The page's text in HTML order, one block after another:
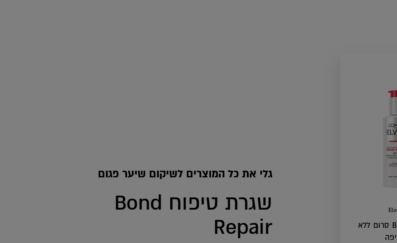
שגרת טיפוח Bond
Repair
גלי את כל המוצרים לשיקום שיער פגום
Bond Repair סרום ללא